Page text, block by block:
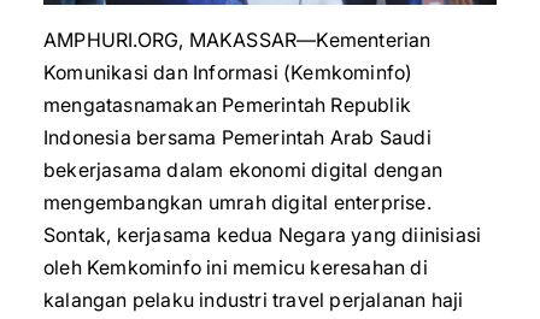
AMPHURI.ORG, MAKASSAR—Kementerian
Komunikasi dan Informasi (Kemkominfo)
mengatasnamakan Pemerintah Republik
Indonesia bersama Pemerintah Arab Saudi
bekerjasama dalam ekonomi digital dengan
mengembangkan umrah digital enterprise.
Sontak, kerjasama kedua Negara yang diinisiasi
oleh Kemkominfo ini memicu keresahan di
kalangan pelaku industri travel perjalanan haji